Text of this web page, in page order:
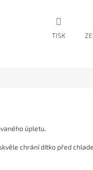
TISK
úpletu.
chrání dítko před